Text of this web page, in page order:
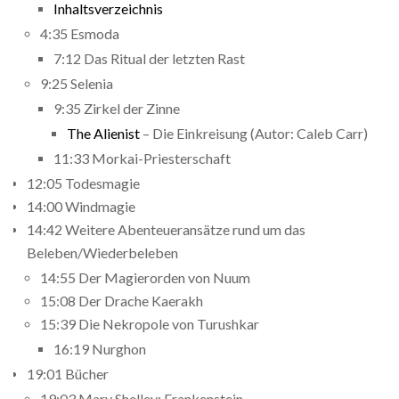
Inhaltsverzeichnis
4:35 Esmoda
7:12 Das Ritual der letzten Rast
9:25 Selenia
9:35 Zirkel der Zinne
The Alienist – Die Einkreisung (Autor: Caleb Carr)
11:33 Morkai-Priesterschaft
12:05 Todesmagie
14:00 Windmagie
14:42 Weitere Abenteueransätze rund um das
Beleben/Wiederbeleben
14:55 Der Magierorden von Nuum
15:08 Der Drache Kaerakh
15:39 Die Nekropole von Turushkar
16:19 Nurghon
19:01 Bücher